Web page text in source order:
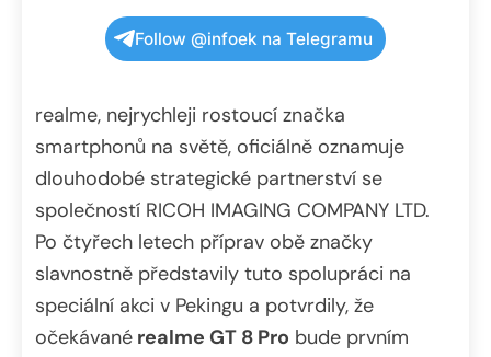
Follow @infoek na Telegramu
realme, nejrychleji rostoucí značka
smartphonů na světě, oficiálně oznamuje
dlouhodobé strategické partnerství se
společností RICOH IMAGING COMPANY LTD.
Po čtyřech letech příprav obě značky
slavnostně představily tuto spolupráci na
speciální akci v Pekingu a potvrdily, že
očekávané realme GT 8 Pro bude prvním